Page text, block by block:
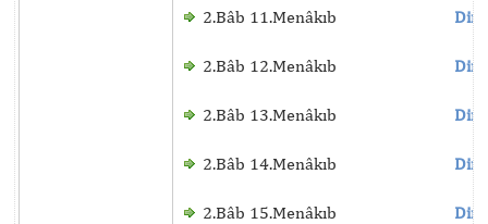
2.Bâb 11.Menâkıb
2.Bâb 12.Menâkıb
2.Bâb 13.Menâkıb
2.Bâb 14.Menâkıb
2.Bâb 15.Menâkıb